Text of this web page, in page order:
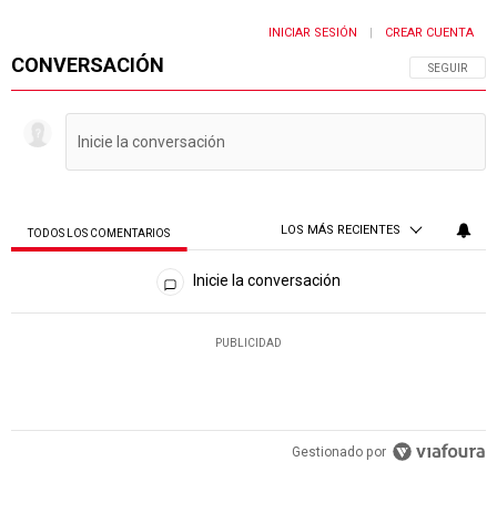
CONVERSACIÓN SIGA ESTA
SEGUIR
INICIAR SESIÓN CREAR CUENTA
TODOS LOS COMENTARIOS LOS MÁS RECIENTES
Todos los comentarios
Inicie la conversación
PUBLICIDAD
Gestionado por